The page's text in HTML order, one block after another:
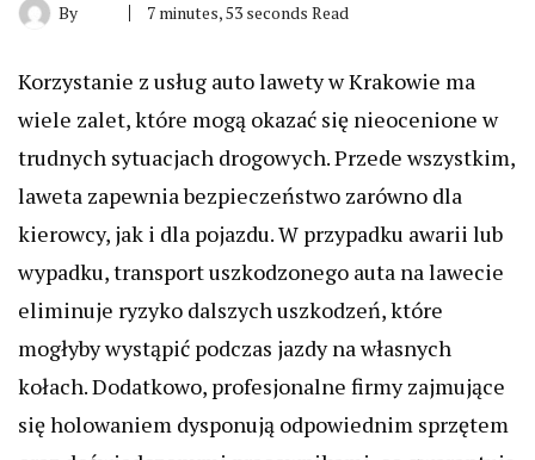
By 7 minutes, 53 seconds Read
Korzystanie z usług auto lawety w Krakowie ma
wiele zalet, które mogą okazać się nieocenione w
trudnych sytuacjach drogowych. Przede wszystkim,
laweta zapewnia bezpieczeństwo zarówno dla
kierowcy, jak i dla pojazdu. W przypadku awarii lub
wypadku, transport uszkodzonego auta na lawecie
eliminuje ryzyko dalszych uszkodzeń, które
mogłyby wystąpić podczas jazdy na własnych
kołach. Dodatkowo, profesjonalne firmy zajmujące
się holowaniem dysponują odpowiednim sprzętem